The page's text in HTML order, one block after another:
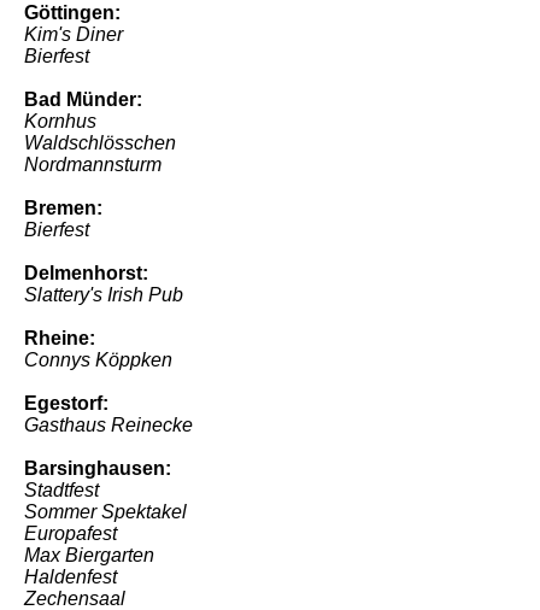
Göttingen:
Kim's Diner
Bierfest
Bad Münder:
Kornhus
Waldschlösschen
Nordmannsturm
Bremen:
Bierfest
Delmenhorst:
Slattery's Irish Pub
Rheine:
Connys Köppken
Egestorf:
Gasthaus Reinecke
Barsinghausen:
Stadtfest
Sommer Spektakel
Europafest
Max Biergarten
Haldenfest
Zechensaal